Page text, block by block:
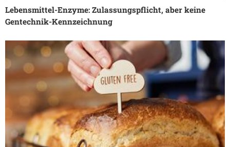
Lebensmittel-Enzyme: Zulassungspflicht, aber keine
Gentechnik-Kennzeichnung